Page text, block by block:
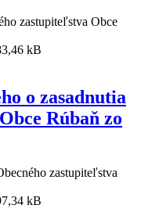
zastupiteľstva Obce
kB
o zasadnutia
Rúbaň zo
zastupiteľstva
kB